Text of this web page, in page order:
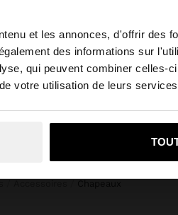
et les annonces, d'offrir des
des informations sur
qui peuvent combiner celles-
votre utilisation de leurs
vous parcourir notre site au
rester sur Egypt Oui,